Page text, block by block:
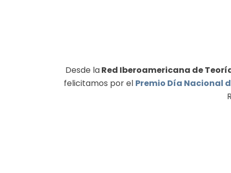
Desde laRed Iberoamericana de
felicitamos por el Premio Día Nacional